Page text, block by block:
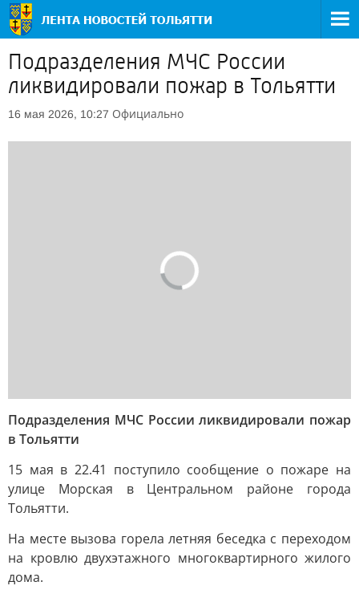
Подразделения МЧС России
ликвидировали пожар в Тольятти
16 мая 2026, 10:27 Официально
Подразделения МЧС России ликвидировали пожар
в Тольятти
15 мая в 22.41 поступило сообщение о пожаре на
улице Морская в Центральном районе города
Тольятти.
На месте вызова горела летняя беседка с переходом
на кровлю двухэтажного многоквартирного жилого
дома.